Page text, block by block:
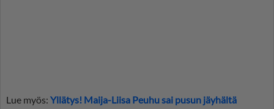
Lue myös: Yllätys! Maija-Liisa Peuhu sai pusun jäyhältä